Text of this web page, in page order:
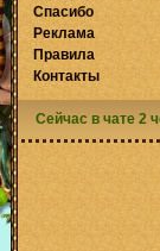
Спасибо
Реклама
Правила
Контакты
Сейчас в чате 2